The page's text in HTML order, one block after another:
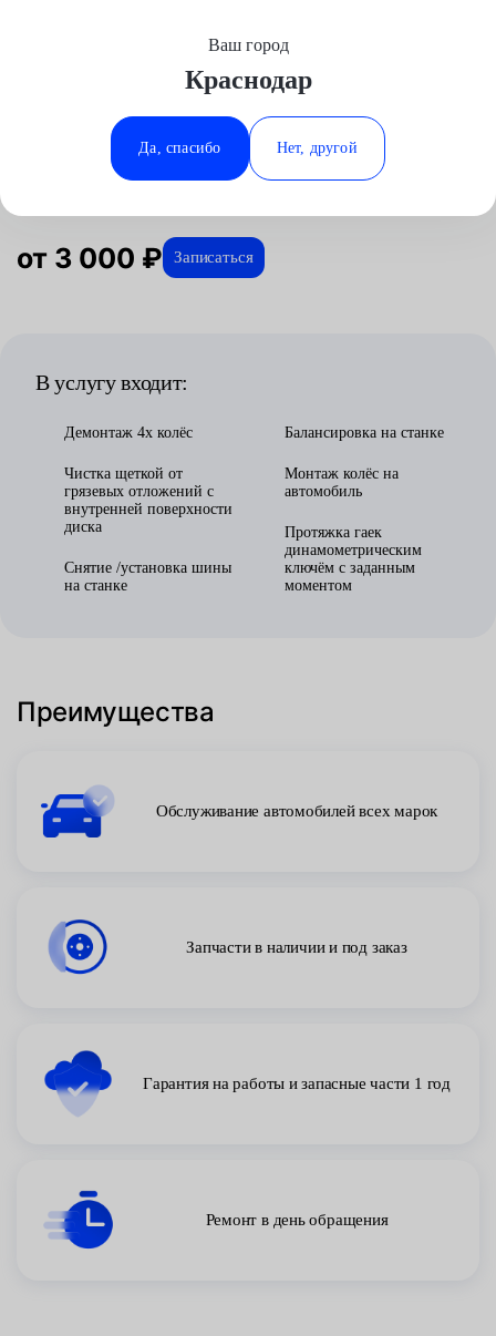
Минеральные Воды
Ростов-на-Дону
Ставрополь
Ваш город
Краснодар
Да, спасибо Нет, другой
ОтзывыАвтосервис
Шиномонтажные работы
Шиномонтаж R20 в Краснодаре
от 3 000 ₽ Записаться
В услугу входит:
Демонтаж 4х колёс
Чистка щеткой от
грязевых отложений с
внутренней поверхности
диска
Снятие /установка шины
на станке
Балансировка на станке
Монтаж колёс на
автомобиль
Протяжка гаек
динамометрическим
ключём с заданным
моментом
Преимущества
Обслуживание автомобилей всех марок
Запчасти в наличии и под заказ
Гарантия на работы и запасные части 1 год
Ремонт в день обращения